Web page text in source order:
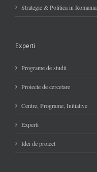
Strategie & Politica in Romania
Experti
Programe de studii
Proiecte de cercetare
Centre, Programe, Initiative
Experti
Idei de proiect